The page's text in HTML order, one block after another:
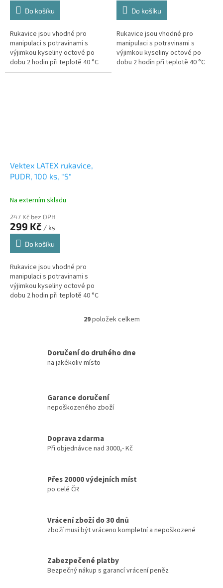
Do košíku
Rukavice jsou vhodné pro
manipulaci s potravinami s
výjimkou kyseliny octové po
dobu 2 hodin při teplotě 40 °C
Rukavice jsou pudrovány, který
Do košíku
Rukavice jsou vhodné pro
manipulaci s potravinami s
výjimkou kyseliny octové po
dobu 2 hodin při teplotě 40 °C
Vektex LATEX rukavice,
PUDR, 100 ks, "S"
Na externím skladu
247 Kč bez DPH
299 Kč / ks
Do košíku
Rukavice jsou vhodné pro
manipulaci s potravinami s
výjimkou kyseliny octové po
dobu 2 hodin při teplotě 40 °C
usnadňuje nasazení rukavic....
O
á
r
v
i
s
29položek celkem
Doručení do druhého dne
na jakékoliv místo
Garance doručení
nepoškozeného zboží
Doprava zdarma
Při objednávce nad 3000,- Kč
Přes 20000 výdejních míst
po celé ČR
Vrácení zboží do 30 dnů
zboží musí být vráceno kompletní a nepoškozené
Zabezpečené platby
Bezpečný nákup s garancí vrácení peněz